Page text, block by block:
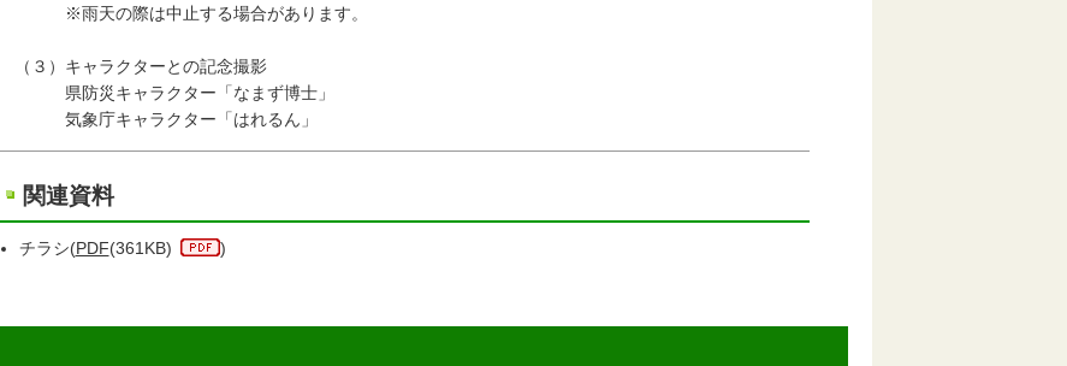
※雨天の際は中止する場合があります。
（３）キャラクターとの記念撮影
県防災キャラクター「なまず博士」
気象庁キャラクター「はれるん」
関連資料
チラシ(PDF(361KB) )